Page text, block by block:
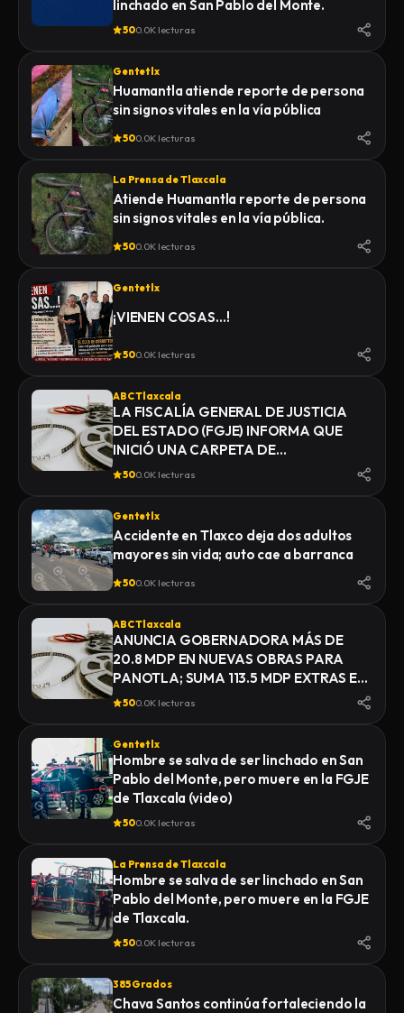
linchado en San Pablo del Monte.
500.0K lecturas
Gentetlx
Huamantla atiende reporte de persona
sin signos vitales en la vía pública
500.0K lecturas
La Prensa de Tlaxcala
Atiende Huamantla reporte de persona
sin signos vitales en la vía pública.
500.0K lecturas
Gentetlx
¡VIENEN COSAS…!
500.0K lecturas
ABC Tlaxcala
LA FISCALÍA GENERAL DE JUSTICIA
DEL ESTADO (FGJE) INFORMA QUE
INICIÓ UNA CARPETA DE
INVESTIGACIÓN POR EL DELITO DE
MIENTRAS ERA TRASLADADO POR
ELEMENTOS DE LA POLICÍA MUNICIPAL
DE SAN PABLO DEL MONTE AL
INSTITUTO DE CIENCIAS FORENSES
CERTIFICADO MÉDICO
CORRESPONDIENTE
500.0K lecturas
Gentetlx
Accidente en Tlaxco deja dos adultos
mayores sin vida; auto cae a barranca
500.0K lecturas
ABC Tlaxcala
ANUNCIA GOBERNADORA MÁS DE
20.8 MDP EN NUEVAS OBRAS PARA
PANOTLA; SUMA 113.5 MDP EXTRAS EN
INFRAESTRUCTURA
500.0K lecturas
Gentetlx
Hombre se salva de ser linchado en San
Pablo del Monte, pero muere en la FGJE
de Tlaxcala (video)
500.0K lecturas
La Prensa de Tlaxcala
Hombre se salva de ser linchado en San
Pablo del Monte, pero muere en la FGJE
de Tlaxcala.
500.0K lecturas
385 Grados
Chava Santos continúa fortaleciendo la